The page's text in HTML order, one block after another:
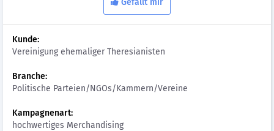
Gefällt mir
Kunde:
Vereinigung ehemaliger Theresianisten
Branche:
Politische Parteien/NGOs/Kammern/Vereine
Kampagnenart:
hochwertiges Merchandising